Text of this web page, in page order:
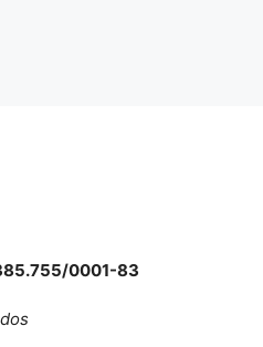
0001-83